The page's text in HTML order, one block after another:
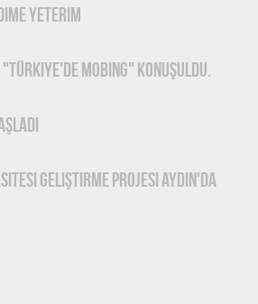
Yeterim
Mobing" konuşuldu.
Geliştirme Projesi Aydın'da